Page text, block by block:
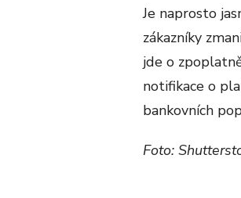
Je naprosto
zákazníky
jde o
notifikace o
bankovních
Foto: